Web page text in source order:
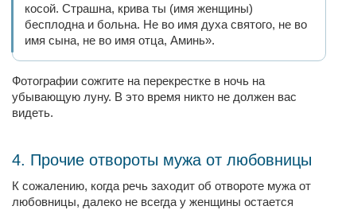
косой. Страшна, крива ты (имя женщины)
бесплодна и больна. Не во имя духа святого, не во
имя сына, не во имя отца, Аминь».
Фотографии сожгите на перекрестке в ночь на
убывающую луну. В это время никто не должен вас
видеть.
4. Прочие отвороты мужа от любовницы
К сожалению, когда речь заходит об отвороте мужа от
любовницы, далеко не всегда у женщины остается